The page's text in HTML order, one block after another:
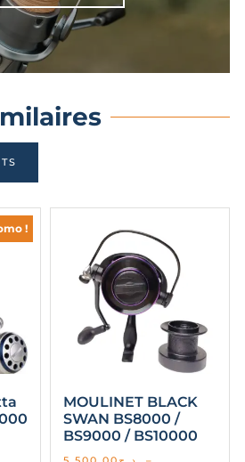
!
MOULINET BLACK
SWAN BS8000 /
BS9000 / BS10000